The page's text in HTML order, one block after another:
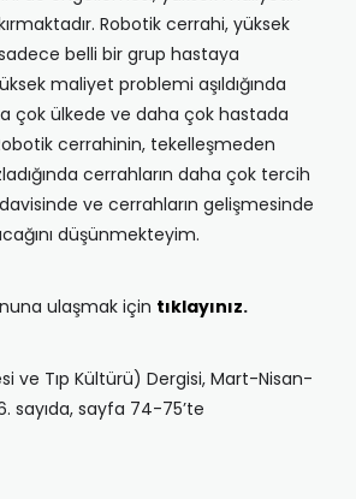
Robotik cerrahi, yüksek
belli bir grup hastaya
maliyet problemi aşıldığında
çok ülkede ve daha çok hastada
cerrahinin, tekelleşmeden
cerrahların daha çok tercih
ve cerrahların gelişmesinde
düşünmekteyim.
ulaşmak için tıklayınız.
ve Tıp Kültürü) Dergisi, Mart-Nisan-
sayıda, sayfa 74-75’te